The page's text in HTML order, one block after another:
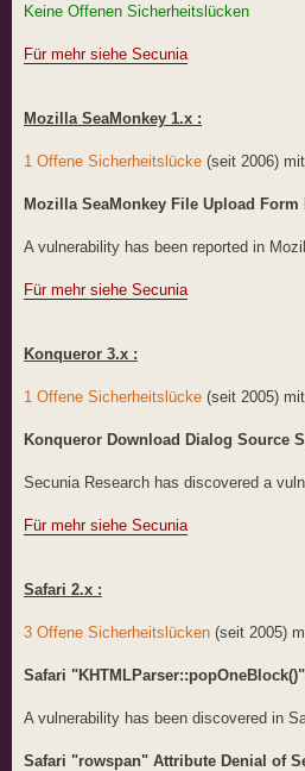
Keine Offenen Sicherheitslücken
Für mehr siehe Secunia
Mozilla SeaMonkey 1.x :
1 Offene Sicherheitslücke (seit 2006)
Mozilla SeaMonkey File Upload
A vulnerability has been reported in
Für mehr siehe Secunia
Konqueror 3.x :
1 Offene Sicherheitslücke (seit 2005)
Konqueror Download Dialog Source
Secunia Research has discovered a
Für mehr siehe Secunia
Safari 2.x :
3 Offene Sicherheitslücken (seit 2005)
Safari
A vulnerability has been discovered in
Safari "rowspan" Attribute Denial of